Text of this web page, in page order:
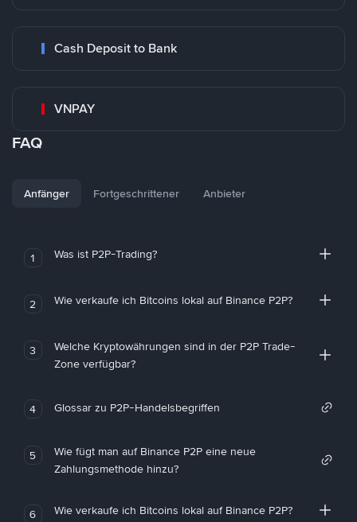
Cash Deposit to Bank
VNPAY
FAQ
Anfänger Fortgeschrittener Anbieter
1 Was ist P2P-Trading?
2 Wie verkaufe ich Bitcoins lokal auf Binance P2P?
3
Welche Kryptowährungen sind in der P2P Trade-
Zone verfügbar?
4 Glossar zu P2P-Handelsbegriffen
5
Wie fügt man auf Binance P2P eine neue
Zahlungsmethode hinzu?
6 Wie verkaufe ich Bitcoins lokal auf Binance P2P?